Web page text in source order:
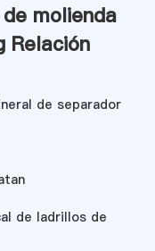
molienda
Relación
de separador
de ladrillos de